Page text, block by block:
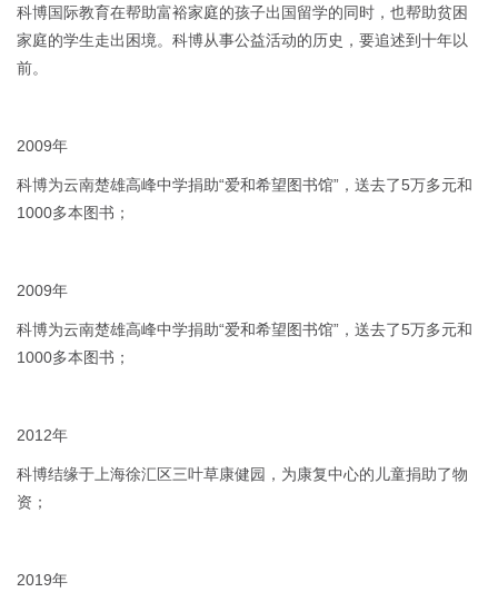
科博国际教育在帮助富裕家庭的孩子出国留学的同时，也帮助贫困
家庭的学生走出困境。科博从事公益活动的历史，要追述到十年以
前。
2009年
科博为云南楚雄高峰中学捐助“爱和希望图书馆”，送去了5万多元和
1000多本图书；
2009年
科博为云南楚雄高峰中学捐助“爱和希望图书馆”，送去了5万多元和
1000多本图书；
2012年
科博结缘于上海徐汇区三叶草康健园，为康复中心的儿童捐助了物
资；
2019年